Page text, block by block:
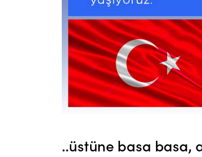
..üstüne basa basa,